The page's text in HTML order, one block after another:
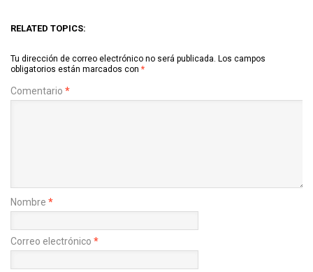
RELATED TOPICS:
Tu dirección de correo electrónico no será publicada. Los campos
obligatorios están marcados con *
Comentario *
Nombre *
Correo electrónico *